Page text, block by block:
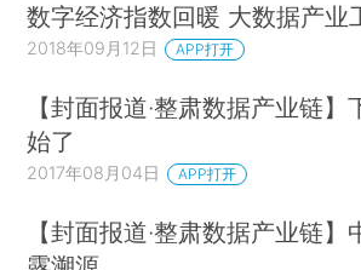
数字经济指数回暖 大数据产业
2018年09月12日 APP打开
【封面报道·整肃数据产业链
始了
2017年08月04日 APP打开
【封面报道·整肃数据产业链